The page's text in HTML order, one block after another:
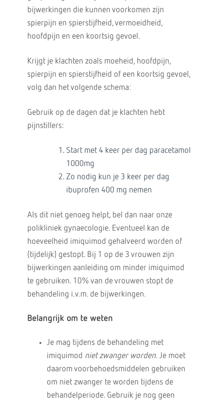
bijwerkingen die kunnen voorkomen zijn
spierpijn en spierstijfheid, vermoeidheid,
hoofdpijn en een koortsig gevoel.
Krijgt je klachten zoals moeheid, hoofdpijn,
spierpijn en spierstijfheid of een koortsig gevoel,
volg dan het volgende schema:
Gebruik op de dagen dat je klachten hebt
pijnstillers:
Start met 4 keer per dag paracetamol
1000mg
Zo nodig kun je 3 keer per dag
ibuprofen 400 mg nemen
Als dit niet genoeg helpt, bel dan naar onze
polikliniek gynaecologie. Eventueel kan de
hoeveelheid imiquimod gehalveerd worden of
(tijdelijk) gestopt. Bij 1 op de 3 vrouwen zijn
bijwerkingen aanleiding om minder imiquimod
te gebruiken. 10% van de vrouwen stopt de
behandeling i.v.m. de bijwerkingen.
Belangrijk om te weten
Je mag tijdens de behandeling met
imiquimod niet zwanger worden. Je moet
daarom voorbehoedsmiddelen gebruiken
om niet zwanger te worden tijdens de
behandelperiode. Gebruik je nog geen